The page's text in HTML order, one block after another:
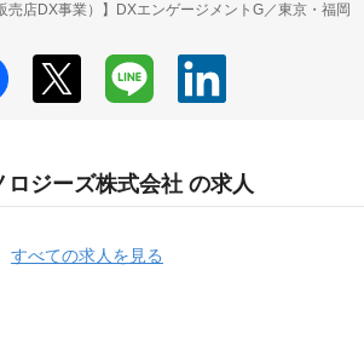
売店DX事業）】DXエンゲージメントG／東京・福岡
ロジーズ株式会社 の求人
すべての求人を見る